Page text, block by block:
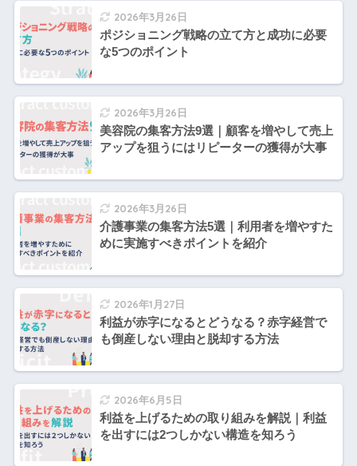
2026年3月26日
ポジショニング戦略の立て方と成功に必要
な5つのポイント
2026年3月26日
美容院の集客方法9選｜顧客を増やして売上
アップを狙うにはリピーターの獲得が大事
2026年3月26日
介護事業の集客方法5選｜利用者を増やすた
めに実施すべきポイントを紹介
2026年1月27日
利益が赤字になるとどうなる？赤字経営で
も倒産しない理由と脱却する方法
2026年6月5日
利益を上げるための取り組みを解説｜利益
を出すには2つしかない構造を知ろう